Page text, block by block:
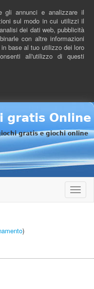
gli annunci e analizzare il
sul modo in cui utilizzi il
dei dati web, pubblicità
con altre informazioni
base al tuo utilizzo dei loro
all'utilizzo di questi
gratis Online
gratis e giochi online
Toggle
)